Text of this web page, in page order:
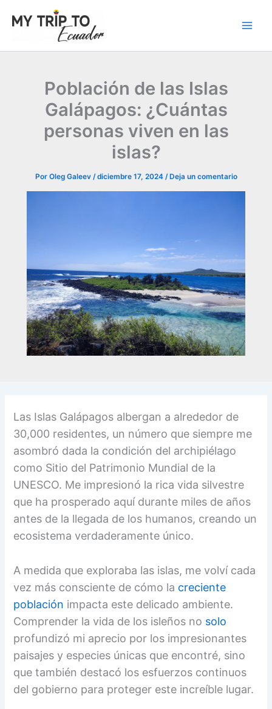
Población de las Islas
Galápagos: ¿Cuántas
personas viven en las
islas?
Por Oleg Galeev /diciembre 17, 2024 / Deja un comentario
Las Islas Galápagos albergan a alrededor de
30,000 residentes, un número que siempre me
asombró dada la condición del archipiélago
como Sitio del Patrimonio Mundial de la
UNESCO. Me impresionó la rica vida silvestre
que ha prosperado aquí durante miles de años
antes de la llegada de los humanos, creando un
ecosistema verdaderamente único.
A medida que exploraba las islas, me volví cada
vez más consciente de cómo la creciente
población impacta este delicado ambiente.
Comprender la vida de los isleños no solo
profundizó mi aprecio por los impresionantes
paisajes y especies únicas que encontré, sino
que también destacó los esfuerzos continuos
del gobierno para proteger este increíble lugar.